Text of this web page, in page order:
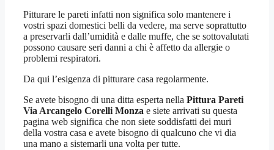
Pitturare le pareti infatti non significa solo mantenere i
vostri spazi domestici belli da vedere, ma serve soprattutto
a preservarli dall’umidità e dalle muffe, che se sottovalutati
possono causare seri danni a chi è affetto da allergie o
problemi respiratori.
Da qui l’esigenza di pitturare casa regolarmente.
Se avete bisogno di una ditta esperta nella Pittura Pareti
Via Arcangelo Corelli Monza e siete arrivati su questa
pagina web significa che non siete soddisfatti dei muri
della vostra casa e avete bisogno di qualcuno che vi dia
una mano a sistemarli una volta per tutte.